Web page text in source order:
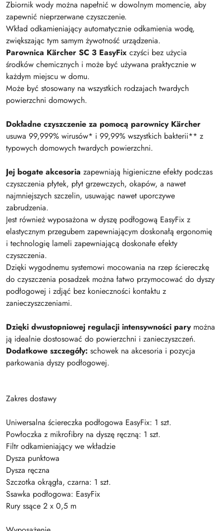
Zbiornik wody można napełnić w dowolnym momencie, aby
zapewnić nieprzerwane czyszczenie.
Wkład odkamieniający automatycznie odkamienia wodę,
zwiększając tym samym żywotność urządzenia.
Parownica Kärcher SC 3 EasyFix czyści bez użycia
środków chemicznych i może być używana praktycznie w
każdym miejscu w domu.
Może być stosowany na wszystkich rodzajach twardych
powierzchni domowych.
Dokładne czyszczenie za pomocą parownicy Kärcher
usuwa 99,999% wirusów* i 99,99% wszystkich bakterii** z
typowych domowych twardych powierzchni.
Jej bogate akcesoria zapewniają higieniczne efekty podczas
czyszczenia płytek, płyt grzewczych, okapów, a nawet
najmniejszych szczelin, usuwając nawet uporczywe
zabrudzenia.
Jest również wyposażona w dyszę podłogową EasyFix z
elastycznym przegubem zapewniającym doskonałą ergonomię
i technologię lameli zapewniającą doskonałe efekty
czyszczenia.
Dzięki wygodnemu systemowi mocowania na rzep ściereczkę
do czyszczenia posadzek można łatwo przymocować do dyszy
podłogowej i zdjąć bez konieczności kontaktu z
zanieczyszczeniami.
Dzięki dwustopniowej regulacji intensywności parymożna
ją idealnie dostosować do powierzchni i zanieczyszczeń.
Dodatkowe szczegóły: schowek na akcesoria i pozycja
parkowania dyszy podłogowej.
Zakres dostawy
Uniwersalna ściereczka podłogowa EasyFix: 1 szt.
Powłoczka z mikrofibry na dyszę ręczną: 1 szt.
Filtr odkamieniający we wkładzie
Dysza punktowa
Dysza ręczna
Szczotka okrągła, czarna: 1 szt.
Ssawka podłogowa: EasyFix
Rury ssące 2 x 0,5 m